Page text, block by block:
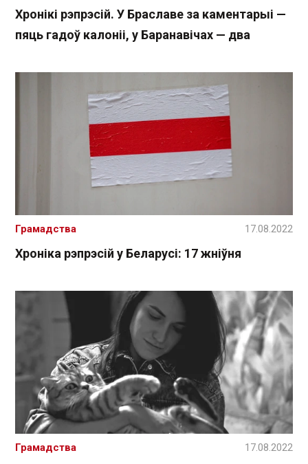
Хронікі рэпрэсій. У Браславе за каментарыі —
пяць гадоў калоніі, у Баранавічах — два
Хроніка рэпрэсій у Беларусі: 17 жніўня
Грамадства 17.08.2022
Грамадства 17.08.2022